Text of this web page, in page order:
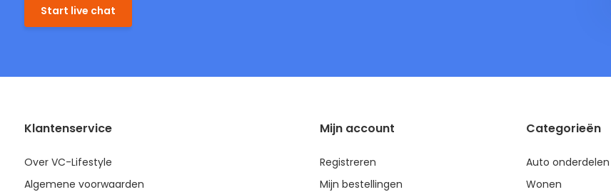
Start live chat
Klantenservice
Over VC-Lifestyle
Algemene voorwaarden
Mijn account
Registreren
Mijn bestellingen
Categorieën
Auto onderdelen
Wonen